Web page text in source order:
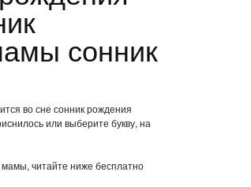
сонник
во сне сонник рождения
или выберите букву, на
мамы, читайте ниже бесплатно